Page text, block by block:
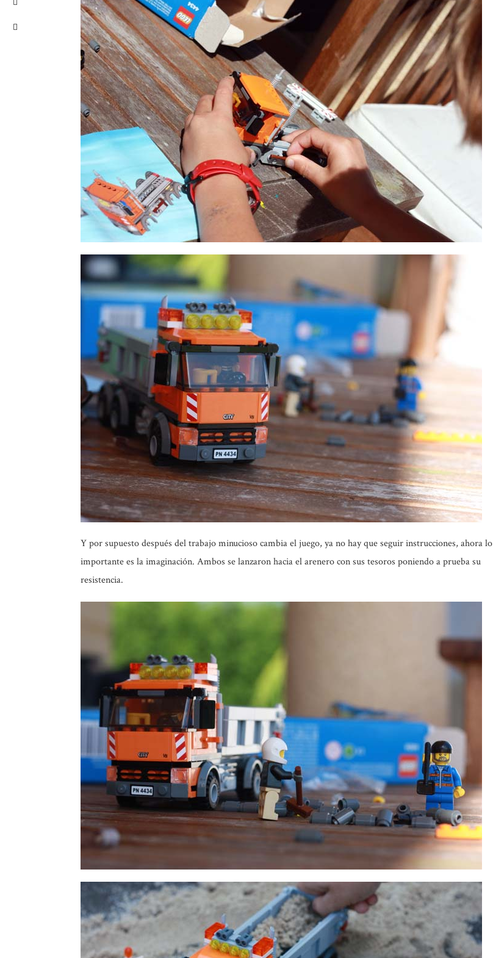
Y por supuesto después del trabajo minucioso cambia el juego, ya no hay que seguir instrucciones, ahora lo
importante es la imaginación. Ambos se lanzaron hacia el arenero con sus tesoros poniendo a prueba su
resistencia.